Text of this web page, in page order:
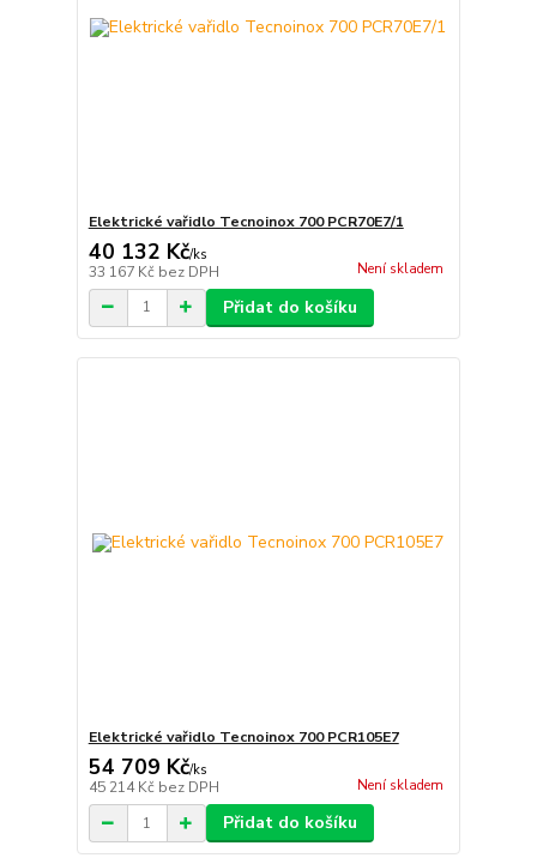
Elektrické vařidlo Tecnoinox 700 PCR70E7/1
40 132 Kč/ks
33 167 Kč bez DPH Není skladem
Přidat do košíku
Elektrické vařidlo Tecnoinox 700 PCR105E7
54 709 Kč/ks
45 214 Kč bez DPH Není skladem
Přidat do košíku